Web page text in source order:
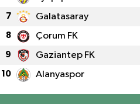
7 Galatasaray
8 Çorum FK
9 Gaziantep FK
10 Alanyaspor